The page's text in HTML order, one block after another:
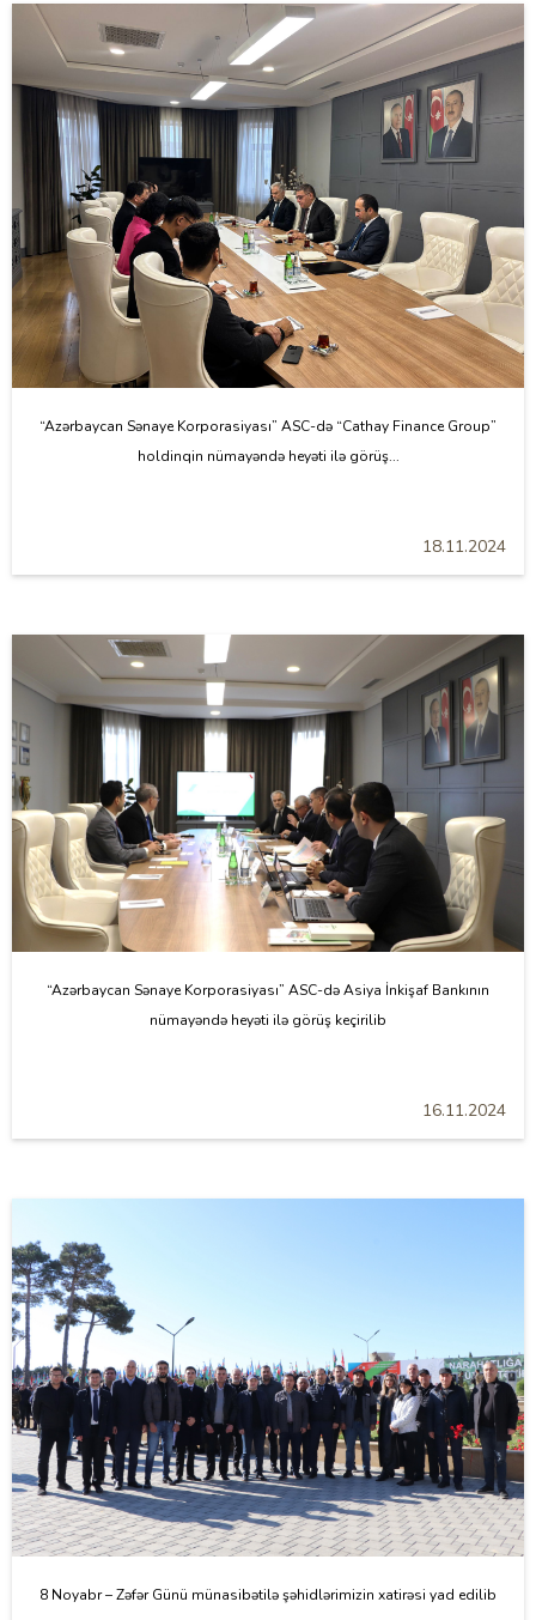
“Azərbaycan Sənaye Korporasiyası” ASC-də “Cathay Finance Group”
holdinqin nümayəndə heyəti ilə görüş...
18.11.2024
“Azərbaycan Sənaye Korporasiyası” ASC-də Asiya İnkişaf Bankının
nümayəndə heyəti ilə görüş keçirilib
16.11.2024
8 Noyabr – Zəfər Günü münasibətilə şəhidlərimizin xatirəsi yad edilib